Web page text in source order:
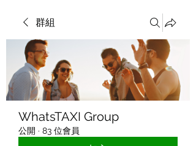
群組
WhatsTAXI Group
公開 · 83 位會員